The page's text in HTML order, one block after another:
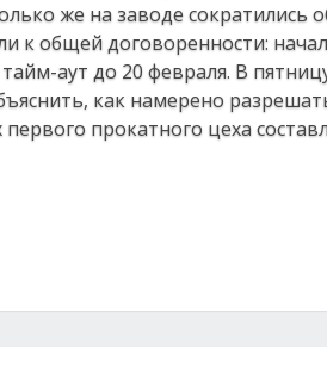
же на заводе сократились
к общей договоренности:
аут до 20 февраля. В
как намерено
прокатного цеха